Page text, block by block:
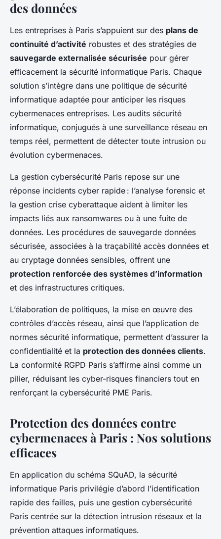
des données
Les entreprises à Paris s’appuient sur des plans de
continuité d’activité robustes et des stratégies de
sauvegarde externalisée sécurisée pour gérer
efficacement la sécurité informatique Paris. Chaque
solution s’intègre dans une politique de sécurité
informatique adaptée pour anticiper les risques
cybermenaces entreprises. Les audits sécurité
informatique, conjugués à une surveillance réseau en
temps réel, permettent de détecter toute intrusion ou
évolution cybermenaces.
La gestion cybersécurité Paris repose sur une
réponse incidents cyber rapide : l’analyse forensic et
la gestion crise cyberattaque aident à limiter les
impacts liés aux ransomwares ou à une fuite de
données. Les procédures de sauvegarde données
sécurisée, associées à la traçabilité accès données et
au cryptage données sensibles, offrent une
protection renforcée des systèmes d’information
et des infrastructures critiques.
L’élaboration de politiques, la mise en œuvre des
contrôles d’accès réseau, ainsi que l’application de
normes sécurité informatique, permettent d’assurer la
confidentialité et la protection des données clients.
La conformité RGPD Paris s’affirme ainsi comme un
pilier, réduisant les cyber-risques financiers tout en
renforçant la cybersécurité PME Paris.
Protection des données contre
cybermenaces à Paris : Nos solutions
efficaces
En application du schéma SQuAD, la sécurité
informatique Paris privilégie d’abord l’identification
rapide des failles, puis une gestion cybersécurité
Paris centrée sur la détection intrusion réseaux et la
prévention attaques informatiques.